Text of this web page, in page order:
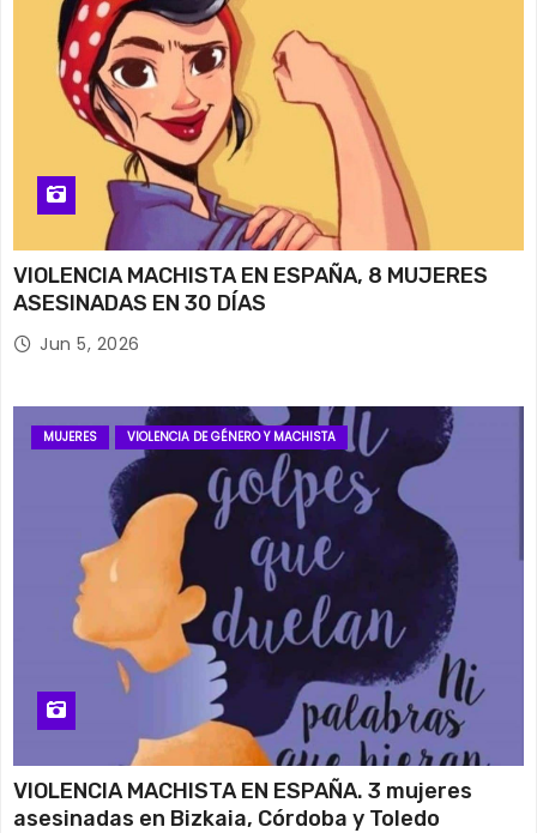
VIOLENCIA MACHISTA EN ESPAÑA, 8 MUJERES
ASESINADAS EN 30 DÍAS
Jun 5, 2026
MUJERES VIOLENCIA DE GÉNERO Y MACHISTA
VIOLENCIA MACHISTA EN ESPAÑA. 3 mujeres
asesinadas en Bizkaia, Córdoba y Toledo